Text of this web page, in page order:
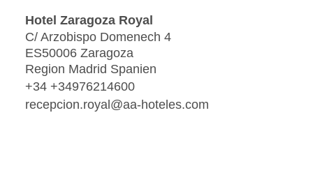
Hotel Zaragoza Royal
C/ Arzobispo Domenech 4
ES50006 Zaragoza
Region Madrid Spanien
+34 +34976214600
recepcion.royal@aa-hoteles.com